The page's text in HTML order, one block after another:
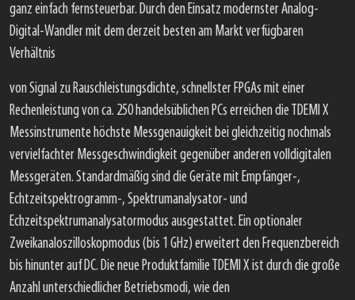
ganz einfach fernsteuerbar. Durch den Einsatz modernster Analog-
Digital-Wandler mit dem derzeit besten am Markt verfügbaren
Verhältnis
von Signal zu Rauschleistungsdichte, schnellster FPGAs mit einer
Rechenleistung von ca. 250 handelsüblichen PCs erreichen die TDEMI X
Messinstrumente höchste Messgenauigkeit bei gleichzeitig nochmals
vervielfachter Messgeschwindigkeit gegenüber anderen volldigitalen
Messgeräten. Standardmäßig sind die Geräte mit Empfänger-,
Echtzeitspektrogramm-, Spektrumanalysator- und
Echzeitspektrumanalysatormodus ausgestattet. Ein optionaler
Zweikanaloszilloskopmodus (bis 1 GHz) erweitert den Frequenzbereich
bis hinunter auf DC. Die neue Produktfamilie TDEMI X ist durch die große
Anzahl unterschiedlicher Betriebsmodi, wie den